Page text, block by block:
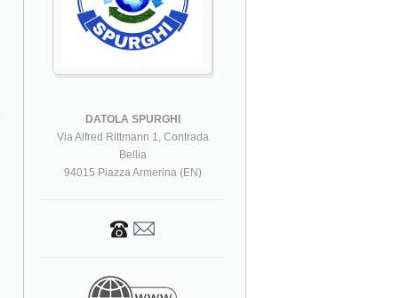
DATOLA SPURGHI
Via Alfred Rittmann 1, Contrada
Bellia
94015 Piazza Armerina (EN)